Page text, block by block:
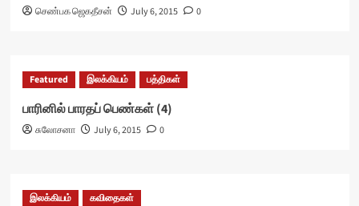
செண்பக ஜெகதீசன் July 6, 2015 0
Featured இலக்கியம் பத்திகள்
பாரினில் பாரதப் பெண்கள் (4)
சுலோசனா July 6, 2015 0
இலக்கியம் கவிதைகள்